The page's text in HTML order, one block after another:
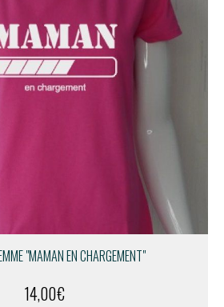
"MAMAN EN CHARGEMENT"
14,00€